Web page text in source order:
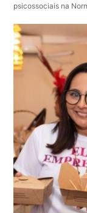
psicossociais na